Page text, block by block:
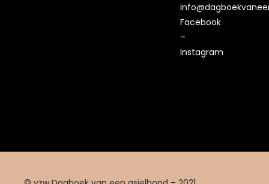
Facebook
–
Instagram